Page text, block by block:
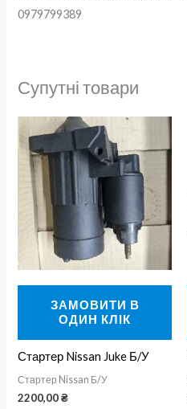
0979799389
Супутні товари
ЗАМОВИТИ В
ОДИН КЛІК
Стартер Nissan Juke Б/У
Стартер Nissan Б/У
2200,00₴